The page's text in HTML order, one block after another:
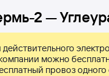
2 —
можно
провоз